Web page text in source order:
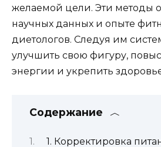
желаемой цели. Эти методы
научных данных и опыте
диетологов. Следуя им
улучшить свою фигуру,
энергии и укрепить
Содержание
1. Корректировка